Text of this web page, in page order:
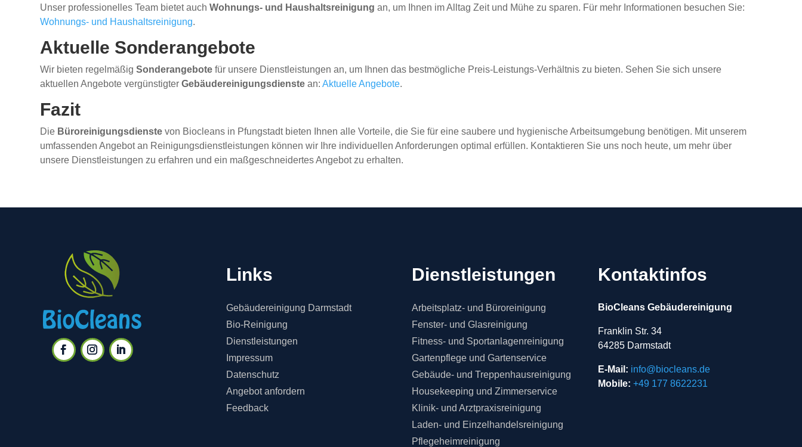
Unser professionelles Team bietet auchWohnungs- und Haushaltsreinigung an, um Ihnen im Alltag Zeit und Mühe zu sparen. Für mehr Informationen besuchen Sie:
Wohnungs- und Haushaltsreinigung.
Aktuelle Sonderangebote
Wir bieten regelmäßigSonderangebote für unsere Dienstleistungen an, um Ihnen das bestmögliche Preis-Leistungs-Verhältnis zu bieten. Sehen Sie sich unsere
aktuellen Angebote vergünstigterGebäudereinigungsdienste an:Aktuelle Angebote.
Fazit
Die Büroreinigungsdienste von Biocleans in Pfungstadt bieten Ihnen alle Vorteile, die Sie für eine saubere und hygienische Arbeitsumgebung benötigen. Mit unserem
umfassenden Angebot an Reinigungsdienstleistungen können wir Ihre individuellen Anforderungen optimal erfüllen. Kontaktieren Sie uns noch heute, um mehr über
unsere Dienstleistungen zu erfahren und ein maßgeschneidertes Angebot zu erhalten.
Links
Gebäudereinigung Darmstadt
Bio-Reinigung
Dienstleistungen
Impressum
Datenschutz
Angebot anfordern
Feedback
Dienstleistungen
Arbeitsplatz- und Büroreinigung
Fenster- und Glasreinigung
Fitness- und Sportanlagenreinigung
Gartenpflege und Gartenservice
Gebäude- und Treppenhausreinigung
Housekeeping und Zimmerservice
Klinik- und Arztpraxisreinigung
Laden- und Einzelhandelsreinigung
Pflegeheimreinigung
Kontaktinfos
BioCleans Gebäudereinigung
Franklin Str. 34
64285 Darmstadt
E-Mail: info@biocleans.de
Mobile: +49 177 8622231